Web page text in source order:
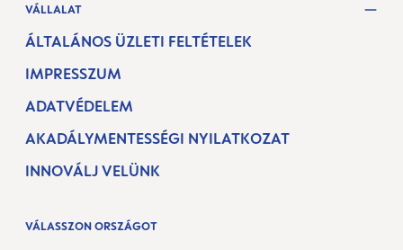
VÁLLALAT
ÁLTALÁNOS ÜZLETI FELTÉTELEK
IMPRESSZUM
ADATVÉDELEM
AKADÁLYMENTESSÉGI NYILATKOZAT
INNOVÁLJ VELÜNK
VÁLASSZON ORSZÁGOT